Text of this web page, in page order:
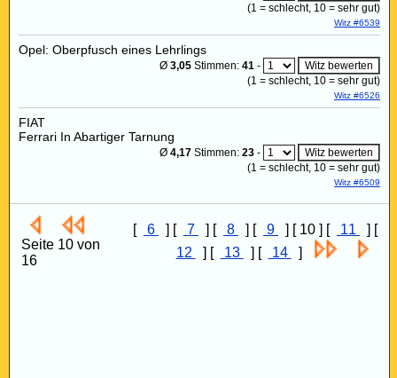
(1 = schlecht, 10 = sehr gut)
Witz #6539
Opel: Oberpfusch eines Lehrlings
Ø 3,05 Stimmen: 41 -
(1 = schlecht, 10 = sehr gut)
Witz #6526
FIAT
Ferrari In Abartiger Tarnung
Ø 4,17 Stimmen: 23 -
(1 = schlecht, 10 = sehr gut)
Witz #6509
Seite 10 von
16
[ 6 ] [ 7 ] [ 8 ] [ 9 ] [ 10 ] [ 11
] [
12
] [ 13 ] [ 14 ]